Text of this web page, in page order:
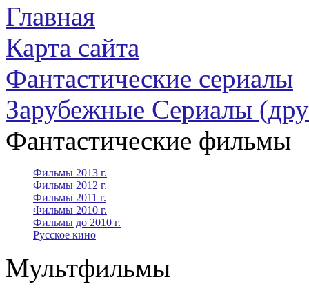
Главная
Карта сайта
Фантастические сериалы
Зарубежные Сериалы
Фантастические фильмы
Фильмы 2013 г.
Фильмы 2012 г.
Фильмы 2011 г.
Фильмы 2010 г.
Фильмы до 2010 г.
Русское кино
Мультфильмы